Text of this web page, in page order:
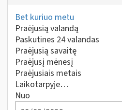
Bet kuriuo metu
Praėjusią valandą
Paskutines 24 valandas
Praėjusią savaitę
Praėjusį mėnesį
Praėjusiais metais
Laikotarpyje…
Nuo